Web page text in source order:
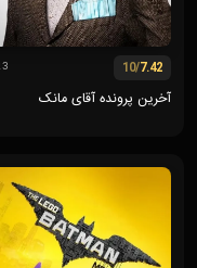
7.42
/10
آخرین پرونده آقای مانک